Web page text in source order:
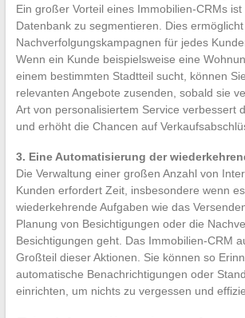
Ein großer Vorteil eines Immobilien-CRMs
Datenbank zu segmentieren. Dies
Nachverfolgungskampagnen für jedes
Wenn ein Kunde beispielsweise eine
einem bestimmten Stadtteil sucht, können
relevanten Angebote zusenden, sobald sie
Art von personalisiertem Service verbessert
und erhöht die Chancen auf
3. Eine Automatisierung der
Die Verwaltung einer großen Anzahl von
Kunden erfordert Zeit, insbesondere wenn
wiederkehrende Aufgaben wie das
Planung von Besichtigungen oder die
Besichtigungen geht. Das Immobilien-CRM
Großteil dieser Aktionen. Sie können so
automatische Benachrichtigungen oder
einrichten, um nichts zu vergessen und